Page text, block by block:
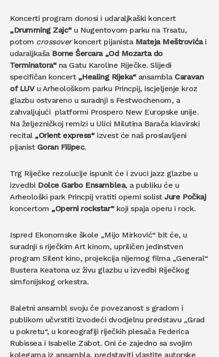
Koncerti program donosi i udaraljkaški koncert
„Drumming Zajc“u Nugentovom parku na Trsatu,
potom crossoverkoncert pijanista Mateja Meštrovićai
udaraljkaša Borne Šercara „Od Mozarta do
Terminatora“na Gatu Karoline Riječke. Slijedi
specifičan koncert „Healing Rijeka“ansambla Caravan
of LUVu Arheološkom parku Princpij, iscjeljenje kroz
glazbu ostvareno u suradnji s Festwochenom, a
zahvaljujući platformi Prospero New Europske unije.
Na željezničkoj remizi u Ulici Milutina Barača klavirski
recital „Orient express“izvest će naš proslavljeni
pijanist Goran Filipec.
Trg Riječke rezolucije ispunit će i zvuci jazz glazbe u
izvedbi Dolce Garbo Ensamblea, a publiku će u
Arheološki park Princpij vratiti operni solistJure Počkaj
koncertom „Operni rockstar“koji spaja operu i rock.
Ispred Ekonomske škole „Mijo Mirković“ bit će, u
suradnji s riječkim Art kinom, upriličen jedinstven
program Silent kino, projekcija nijemog filma „General“
Bustera Keatona uz živu glazbu u izvedbi Riječkog
simfonijskog orkestra.
Baletni ansambl svoju će povezanost s gradom i
publikom učvrstiti izvodeći dvodjelnu predstavu „Grad
u pokretu“, u koreografiji riječkih plesača Federica
Rubissea i Isabelle Zabot. Oni će zajedno sa svojim
kolegama iz ansambla, predstaviti vlastite autorske